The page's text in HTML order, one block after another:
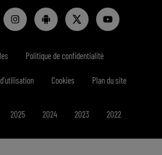
Politique de confidentialité
Cookies Plan du site
2025 2024 2023 2022